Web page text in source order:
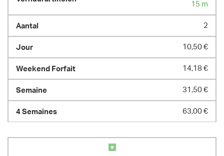
15 m
2
10,50 €
14,18 €
31,50 €
63,00 €